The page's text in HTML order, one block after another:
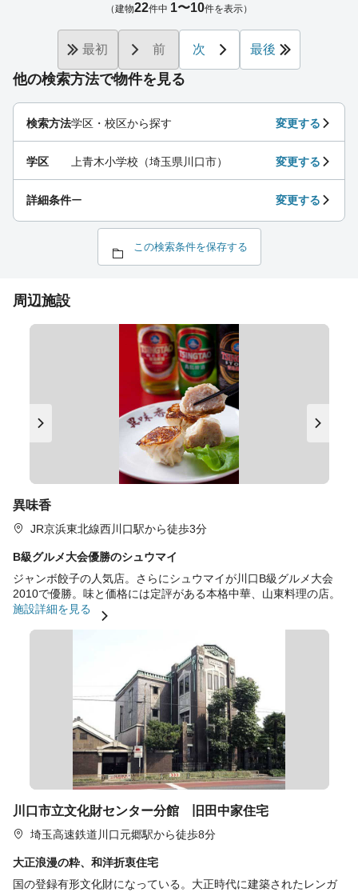
他の検索方法で物件を見る
検索方法学区・校区から探す 変更する
学区 上青木小学校（埼玉県川口市） 変更する
詳細条件ー 変更する
この検索条件を保存する
（建物22件中 1〜10件を表示）
最初 前 次 最後
周辺施設
異味香
JR京浜東北線西川口駅から徒歩3分
B級グルメ大会優勝のシュウマイ
ジャンボ餃子の人気店。さらにシュウマイが川口B級グルメ大会
2010で優勝。味と価格には定評がある本格中華、山東料理の店。
施設詳細を見る
川口市立文化財センター分館 旧田中家住宅
埼玉高速鉄道川口元郷駅から徒歩8分
大正浪漫の粋、和洋折衷住宅
国の登録有形文化財になっている。大正時代に建築されたレンガ